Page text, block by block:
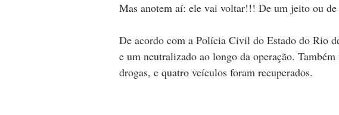
Mas anotem aí: ele vai voltar!!! De um jeito ou de
De acordo com a Polícia Civil do Estado do Rio
e um neutralizado ao longo da operação.
drogas, e quatro veículos foram recuperados.